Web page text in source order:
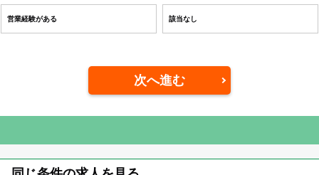
営業経験がある 該当なし
次へ進む